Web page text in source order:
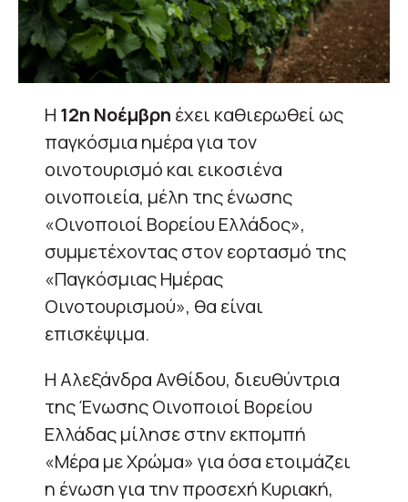
Η 12η Νοέμβρη έχει καθιερωθεί ως
παγκόσμια ημέρα για τον
οινοτουρισμό και εικοσιένα
οινοποιεία, μέλη της ένωσης
«Οινοποιοί Βορείου Ελλάδος»,
συμμετέχοντας στον εορτασμό της
«Παγκόσμιας Ημέρας
Οινοτουρισμού», θα είναι
επισκέψιμα.
Η Αλεξάνδρα Ανθίδου, διευθύντρια
της Ένωσης Οινοποιοί Βορείου
Ελλάδας μίλησε στην εκπομπή
«Μέρα με Χρώμα» για όσα ετοιμάζει
η ένωση για την προσεχή Κυριακή,